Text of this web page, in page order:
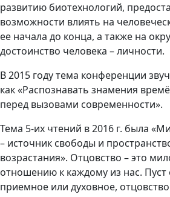
развитию биотехнологий,
возможности влиять на
ее начала до конца, а также на
достоинство человека – личности.
В 2015 году тема конференции
как «Распознавать знамения
перед вызовами современности».
Тема 5-их чтений в 2016 г. была
– источник свободы и
возрастания». Отцовство – это
отношению к каждому из нас. Пуст
приемное или духовное,